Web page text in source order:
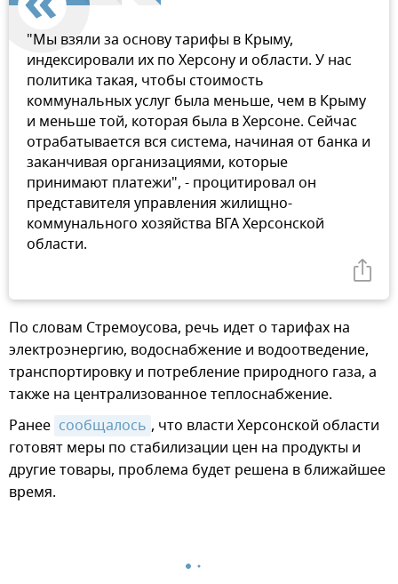
"Мы взяли за основу тарифы в Крыму,
индексировали их по Херсону и области. У нас
политика такая, чтобы стоимость
коммунальных услуг была меньше, чем в Крыму
и меньше той, которая была в Херсоне. Сейчас
отрабатывается вся система, начиная от банка и
заканчивая организациями, которые
принимают платежи", - процитировал он
представителя управления жилищно-
коммунального хозяйства ВГА Херсонской
области.
По словам Стремоусова, речь идет о тарифах на
электроэнергию, водоснабжение и водоотведение,
транспортировку и потребление природного газа, а
также на централизованное теплоснабжение.
Ранее сообщалось , что власти Херсонской области
готовят меры по стабилизации цен на продукты и
другие товары, проблема будет решена в ближайшее
время.